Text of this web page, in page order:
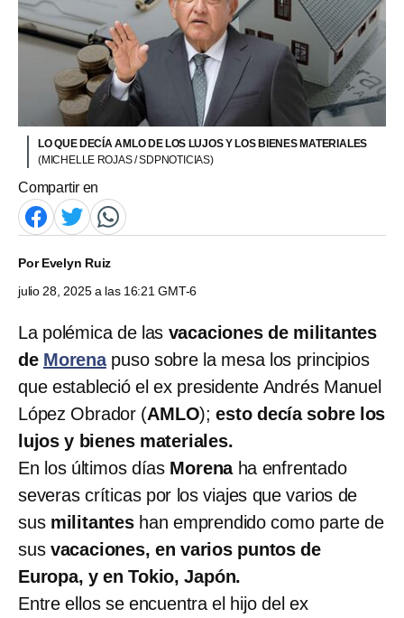
LO QUE DECÍA AMLO DE LOS LUJOS Y LOS BIENES MATERIALES
(MICHELLE ROJAS / SDPNOTICIAS)
Compartir en
PorEvelyn Ruiz
julio 28, 2025 a las 16:21 GMT-6
La polémica de las vacaciones de militantes
de Morenapuso sobre la mesa los principios
que estableció el ex presidente Andrés Manuel
López Obrador (AMLO);esto decía sobre los
lujos y bienes materiales.
En los últimos días Morenaha enfrentado
severas críticas por los viajes que varios de
sus militanteshan emprendido como parte de
sus vacaciones, en varios puntos de
Europa, y en Tokio, Japón.
Entre ellos se encuentra el hijo del ex